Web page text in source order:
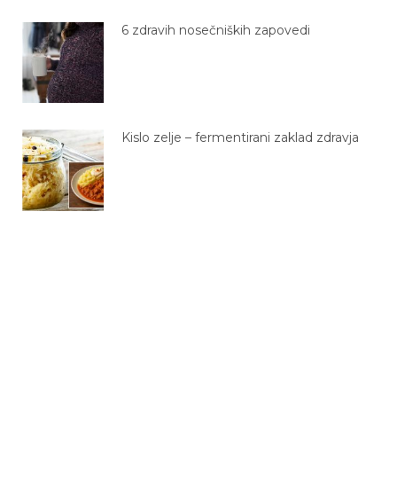
6 zdravih nosečniških zapovedi
Kislo zelje – fermentirani zaklad zdravja